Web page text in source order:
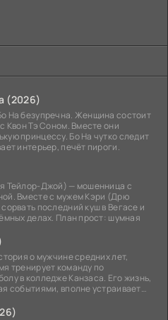
(2026)
На безупречна. Женщина состоит
Квон Тэ Соном. Вместе они
принцессу. Бо На чутко следит
интерьер, печёт пироги.
Тейлор-Джой) — мошенница с
Вместе с мужем Кэри (Дрю
последний куш в Вегасе и
делах. План прост: шумная
о мужчине средних лет,
тренирует команду по
в колледже Канзаса. Его жизнь,
событиями, вполне устраивает